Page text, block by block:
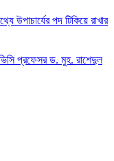
উপাচার্যের পদ টিকিয়ে রাখার
প্রফেসর ড. মুহ. রাশেদুল